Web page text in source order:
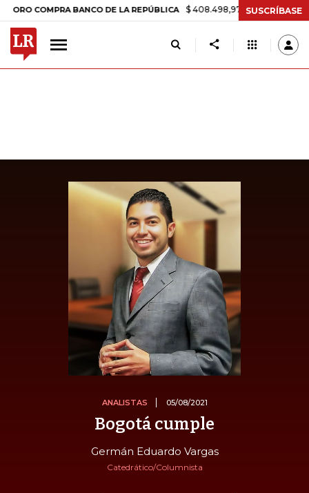
COMPRA BANCO DE LA REPÚBLICA $ 408.498,97 +$ 8.753,81 +2,19%
SUSCRÍBASE
ANALISTAS 05/08/2021
Bogotá cumple
Germán Eduardo Vargas
Catedrático/Columnista